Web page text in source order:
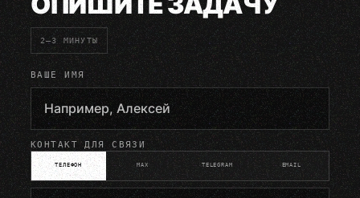
2–3 МИНУТЫ
ВАШЕ ИМЯ
КОНТАКТ ДЛЯ СВЯЗИ
ТЕЛЕФОН MAX TELEGRAM EMAIL